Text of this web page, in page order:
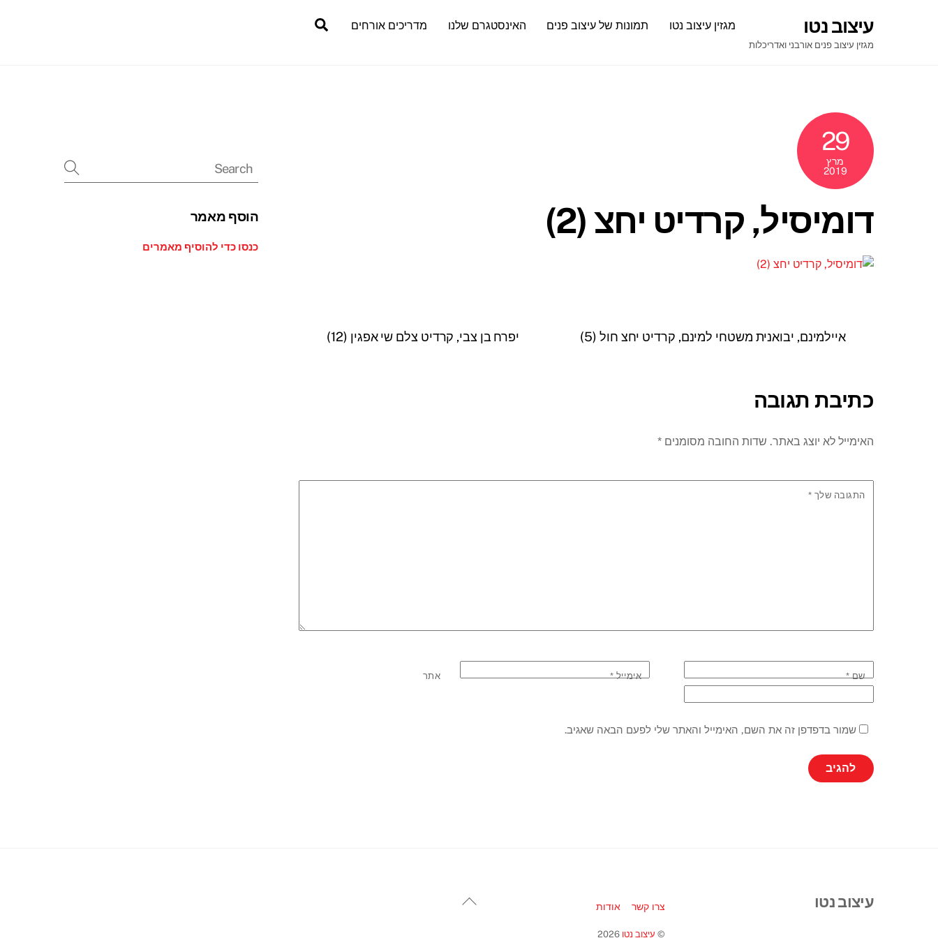
עיצוב נטו
מגזין עיצוב פנים אורבני ואדריכלות
Search מגזין עיצוב נטו תמונות של עיצוב פנים האינסטגרם שלנו מדריכים אורחים
29
מרץ
2019
דומיסיל, קרדיט יחצ (2)
איילמינם, יבואנית משטחי למינם, קרדיט יחצ חול (5) יפרח בן צבי, קרדיט צלם שי אפגין (12)
כתיבת תגובה
האימייל לא יוצג באתר. שדות החובה מסומנים *
התגובה שלך *
שם* אימייל* אתר
שמור בדפדפן זה את השם, האימייל והאתר שלי לפעם הבאה שאגיב.
הוסף מאמר
כנסו כדי להוסיף מאמרים
Back
עיצוב נטו צרו קשר אודות
© עיצוב נטו 2026